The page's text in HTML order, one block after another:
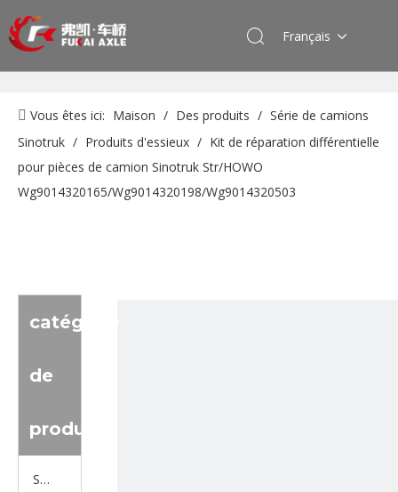
Français
Vous êtes ici: Maison / Des produits / Série de camions
Sinotruk / Produits d'essieux / Kit de réparation différentielle
pour pièces de camion Sinotruk Str/HOWO
Wg9014320165/Wg9014320198/Wg9014320503
catégorie
de
produit
Série de camions Sinotruk